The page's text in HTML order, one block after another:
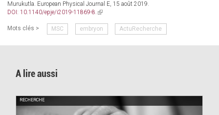
Murukutla. European Physical Journal E, 15 août 2019.
DOI: 10.1140/epje/i2019-11869-8. (link
external)
Mots clés > MSC embryon ActuRecherche
A lire aussi
RECHERCHE